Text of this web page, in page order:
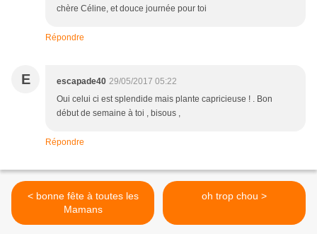
chère Céline, et douce journée pour toi
Répondre
E escapade40 29/05/2017 05:22
Oui celui ci est splendide mais plante capricieuse ! . Bon
début de semaine à toi , bisous ,
Répondre
< bonne fête à toutes les
Mamans
oh trop chou >